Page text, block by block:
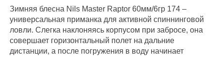
Зимняя блесна Nils Master Raptor 60мм/6гр 174 –
универсальная приманка для активной спиннинговой
ловли. Слегка наклоняясь корпусом при забросе, она
совершает горизонтальный полет на дальние
дистанции, а после погружения в воду начинает